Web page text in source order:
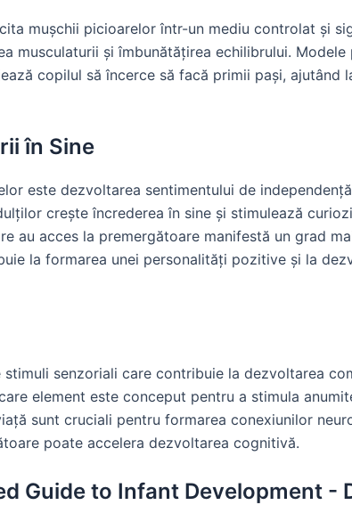
mușchii picioarelor într-un mediu controlat și
musculaturii și îmbunătățirea echilibrului. Modele
copilul să încerce să facă primii pași, ajutând
în Sine
este dezvoltarea sentimentului de
crește încrederea în sine și stimulează
au acces la premergătoare manifestă un grad
la formarea unei personalități pozitive și la
senzoriali care contribuie la dezvoltarea
element este conceput pentru a stimula
sunt cruciali pentru formarea conexiunilor
poate accelera dezvoltarea cognitivă.
Guide to Infant Development -